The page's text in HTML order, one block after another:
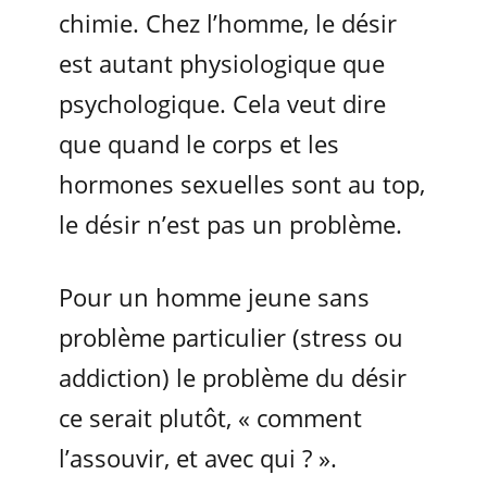
chimie. Chez l’homme, le désir
est autant physiologique que
psychologique. Cela veut dire
que quand le corps et les
hormones sexuelles sont au top,
le désir n’est pas un problème.
Pour un homme jeune sans
problème particulier (stress ou
addiction) le problème du désir
ce serait plutôt, « comment
l’assouvir, et avec qui ? ».